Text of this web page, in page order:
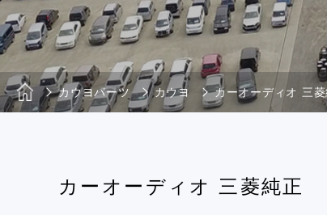
カウヨパーツ カウヨ カーオーディオ 三
カーオーディオ 三菱純正